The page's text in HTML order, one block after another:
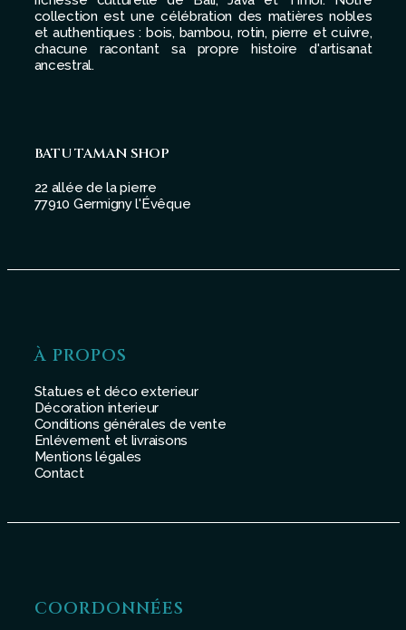
collection est une célébration des matières nobles
et authentiques : bois, bambou, rotin, pierre et cuivre,
chacune racontant sa propre histoire d'artisanat
ancestral.
BATU TAMAN SHOP
22 allée de la pierre
77910 Germigny l'Évêque
À PROPOS
Statues et déco exterieur
Décoration interieur
Conditions générales de vente
Enlévement et livraisons
Mentions légales
Contact
COORDONNÉES